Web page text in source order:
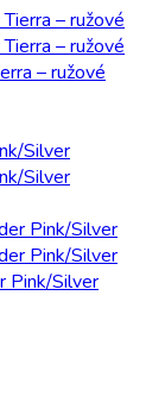
– ružové
Pink/Silver